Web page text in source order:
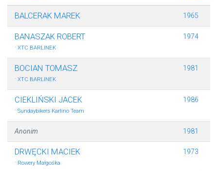
BALCERAK MAREK 1965
BANASZAK ROBERT
· XTC BARLINEK
1974
BOCIAN TOMASZ
· XTC BARLINEK
1981
CIEKLIŃSKI JACEK
· Sundaybikers Karlino Team
1986
Anonim 1981
DRWĘCKI MACIEK
· Rowery Małgośka
1973